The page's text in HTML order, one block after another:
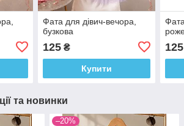
Фата для дівич-вечора,
бузкова
125₴
Купити
125
та новинки
–20%